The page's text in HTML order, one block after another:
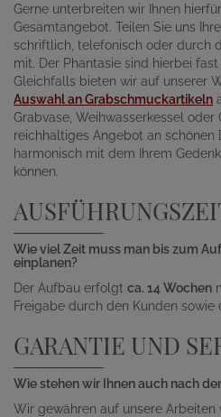
Gerne unterbreiten wir Ihnen
Gesamtangebot. Teilen Sie uns
schriftlich, telefonisch oder durch
mit. Der Phantasie sind hierbei
Gleichfalls bieten wir auf unserer
Auswahl an Grabschmuckartikeln
Grabvase, Weihwasserkessel
reichhaltiges Angebot an schönen
harmonisch mit dem Ihrem
können.
Wie viel Zeit muss man bis zum
einplanen?
Der Aufbau erfolgt ca. 14 Wochen
Freigabe durch den Kunden
GARANTIE UND
Wie stehen wir Ihnen auch nach
Wir gewähren auf unsere Arbeiten